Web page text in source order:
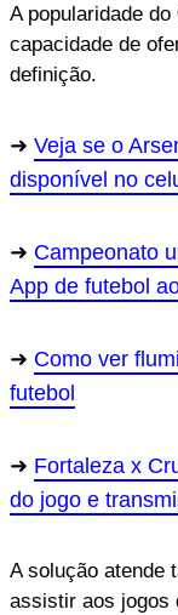
A popularidade do
capacidade de
definição.
Veja se o
disponível no
Campeonato
App de futebol
Como ver
futebol
Fortaleza x
do jogo e
A solução atende
assistir aos jogos